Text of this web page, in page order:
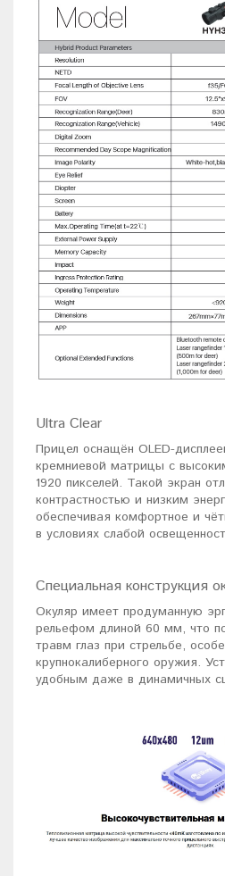
Ultra Clear
Прицел оснащён OLED-
кремниевой матрицы с
1920 пикселей. Такой экран
контрастностью и низким
обеспечивая комфортное и
в условиях слабой
Специальная конструкция
Окуляр имеет продуманную
рельефом длиной 60 мм, что
травм глаз при стрельбе,
крупнокалиберного оружия.
удобным даже в динамичных